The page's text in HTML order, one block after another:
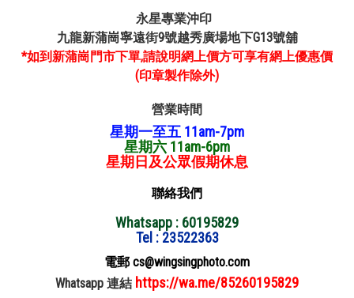
永星專業沖印
九龍新蒲崗寧遠街9號越秀廣場地下G13號舖
*如到新蒲崗門市下單,請說明網上價方可享有網上優惠價
(印章製作除外)
營業時間
星期一至五 11am-7pm
星期六 11am-6pm
星期日及公眾假期休息
聯絡我們
Whatsapp : 60195829
Tel : 23522363
電郵 cs@wingsingphoto.com
Whatsapp 連結 https://wa.me/85260195829